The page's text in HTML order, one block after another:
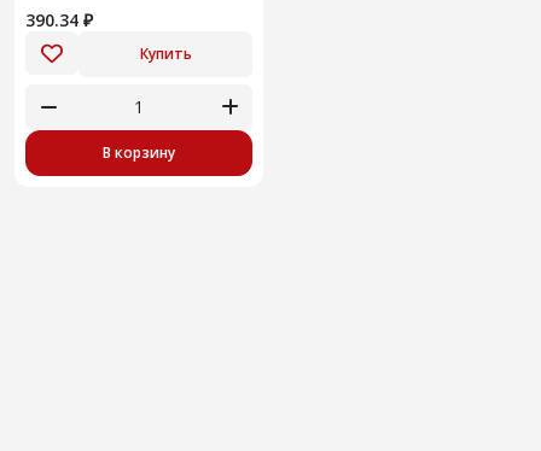
390.34 ₽
Купить
В корзину